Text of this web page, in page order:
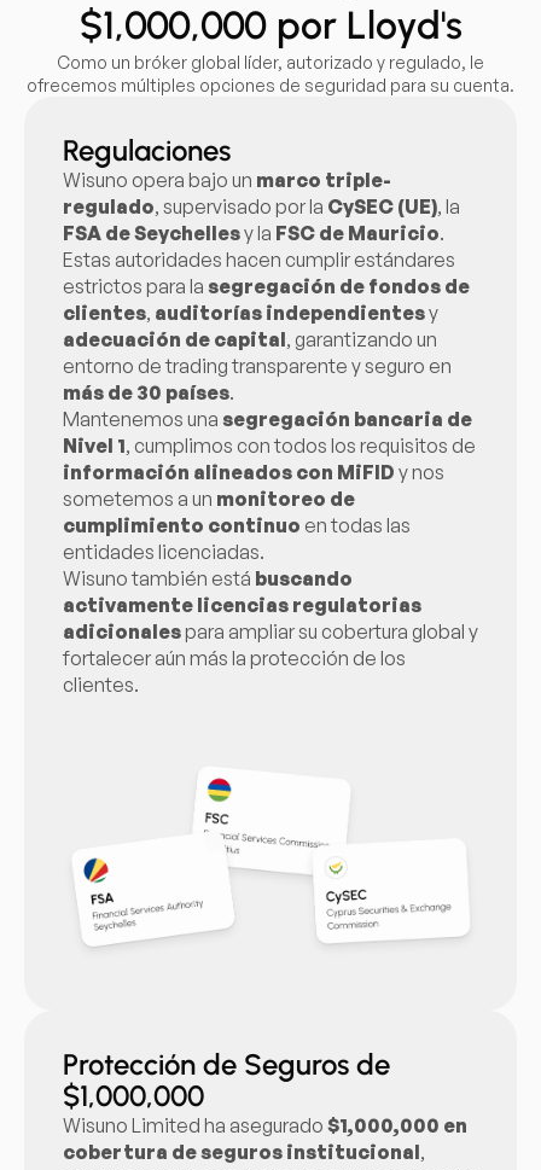
$1,000,000 por Lloyd's
Como un bróker global líder, autorizado y regulado, le
ofrecemos múltiples opciones de seguridad para su cuenta.
Regulaciones
Wisuno opera bajo un marco triple-
regulado, supervisado por la CySEC (UE), la
FSA de Seychellesy la FSC de Mauricio.
Estas autoridades hacen cumplir estándares
estrictos para la segregación de fondos de
clientes, auditorías independientesy
adecuación de capital, garantizando un
entorno de trading transparente y seguro en
más de 30 países.
Mantenemos una segregación bancaria de
Nivel 1, cumplimos con todos los requisitos de
información alineados con MiFID y nos
sometemos a un monitoreo de
cumplimiento continuo en todas las
entidades licenciadas.
Wisuno también está buscando
activamente licencias regulatorias
adicionalespara ampliar su cobertura global y
fortalecer aún más la protección de los
clientes.
Protección de Seguros de
$1,000,000
Wisuno Limited ha asegurado $1,000,000 en
cobertura de seguros institucional,